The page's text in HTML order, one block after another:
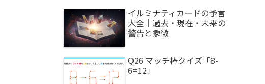
イルミナティカードの予言
大全｜過去・現在・未来の
警告と象徴
Q26 マッチ棒クイズ「8-
6=12」